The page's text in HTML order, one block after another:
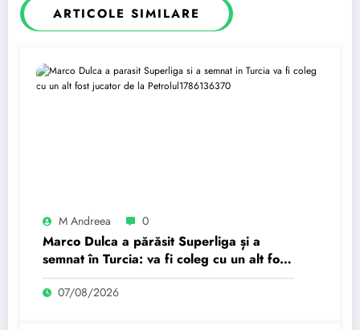
ARTICOLE SIMILARE
M Andreea 0
Marco Dulca a părăsit Superliga și a
semnat în Turcia: va fi coleg cu un alt fost
jucător de la Petrolul
07/08/2026